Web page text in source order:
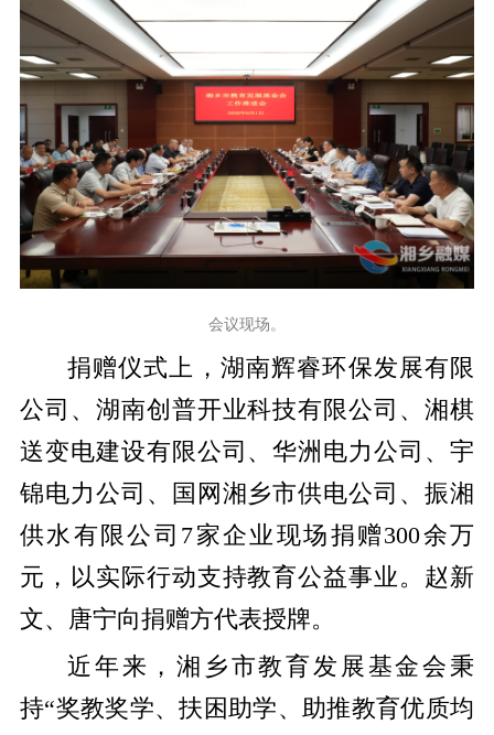
会议现场。
捐赠仪式上，湖南辉睿环保发展有限
公司、湖南创普开业科技有限公司、湘棋
送变电建设有限公司、华洲电力公司、宇
锦电力公司、国网湘乡市供电公司、振湘
供水有限公司7家企业现场捐赠300余万
元，以实际行动支持教育公益事业。赵新
文、唐宁向捐赠方代表授牌。
近年来，湘乡市教育发展基金会秉
持“奖教奖学、扶困助学、助推教育优质均